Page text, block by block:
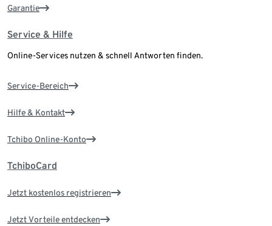
Garantie
Service & Hilfe
Online-Services nutzen & schnell Antworten finden.
Service-Bereich
Hilfe & Kontakt
Tchibo Online-Konto
TchiboCard
Jetzt kostenlos registrieren
Jetzt Vorteile entdecken